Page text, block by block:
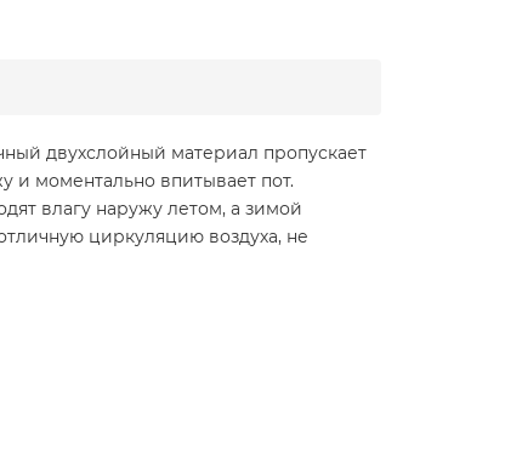
двухслойный материал пропускает
и моментально впитывает пот.
влагу наружу летом, а зимой
циркуляцию воздуха, не